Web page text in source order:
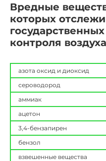
Вредные
которых
контроля
азота оксид и диоксид
сероводород
аммиак
ацетон
3,4-бензапирен
бензол
взвешенные вещества